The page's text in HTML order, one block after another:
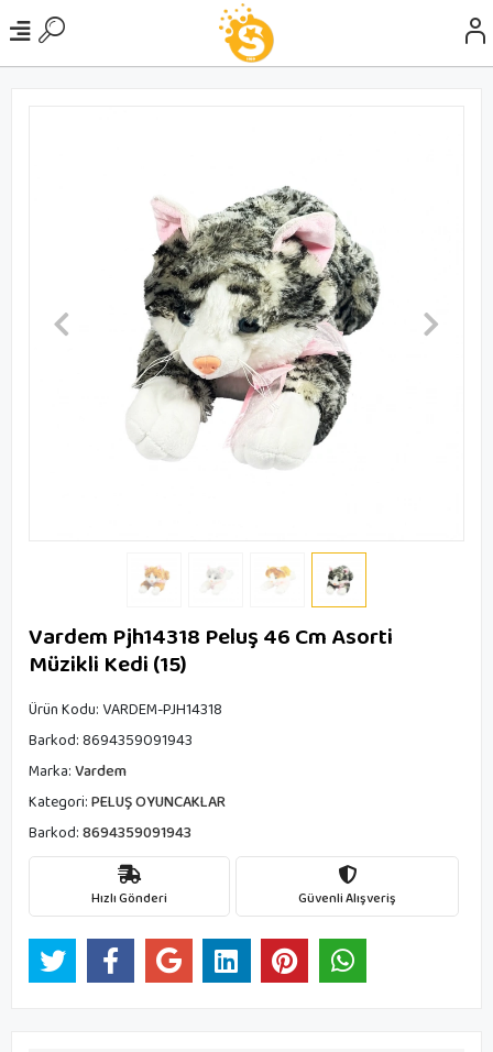
Vardem Pjh14318 Peluş 46 Cm Asorti
Müzikli Kedi (15)
Ürün Kodu: VARDEM-PJH14318
Barkod:8694359091943
Marka:Vardem
Kategori:PELUŞ OYUNCAKLAR
Barkod:8694359091943
Hızlı Gönderi Güvenli Alışveriş